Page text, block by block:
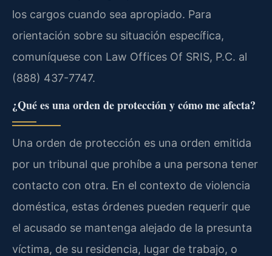
los cargos cuando sea apropiado. Para
orientación sobre su situación específica,
comuníquese con Law Offices Of SRIS, P.C. al
(888) 437-7747.
¿Qué es una orden de protección y cómo me afecta?
Una orden de protección es una orden emitida
por un tribunal que prohíbe a una persona tener
contacto con otra. En el contexto de violencia
doméstica, estas órdenes pueden requerir que
el acusado se mantenga alejado de la presunta
víctima, de su residencia, lugar de trabajo, o